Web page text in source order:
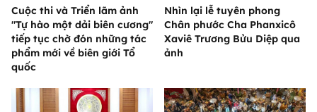
Cuộc thi và Triển lãm ảnh
"Tự hào một dải biên cương"
tiếp tục chờ đón những tác
phẩm mới về biên giới Tổ
quốc
Nhìn lại lễ tuyên phong
Chân phước Cha Phanxicô
Xaviê Trương Bửu Diệp qua
ảnh